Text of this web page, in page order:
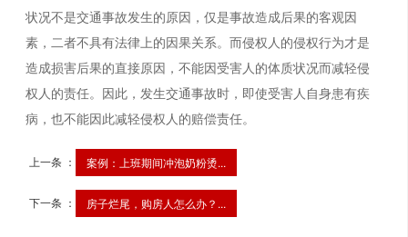
状况不是交通事故发生的原因，仅是事故造成后果的客观因
素，二者不具有法律上的因果关系。而侵权人的侵权行为才是
造成损害后果的直接原因，不能因受害人的体质状况而减轻侵
权人的责任。因此，发生交通事故时，即使受害人自身患有疾
病，也不能因此减轻侵权人的赔偿责任。
上一条 ： 案例：上班期间冲泡奶粉烫...
下一条 ： 房子烂尾，购房人怎么办？...